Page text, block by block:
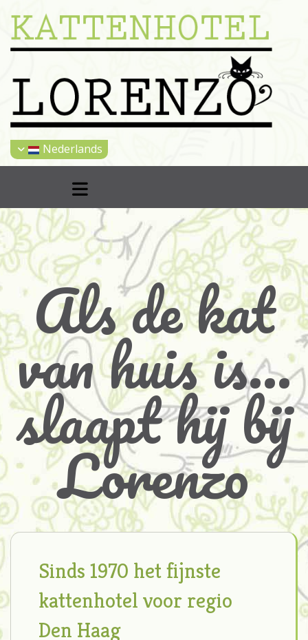
Nederlands
Als de kat
van huis is…
slaapt hij bij
Lorenzo
Sinds 1970 het fijnste
kattenhotel voor regio
Den Haag